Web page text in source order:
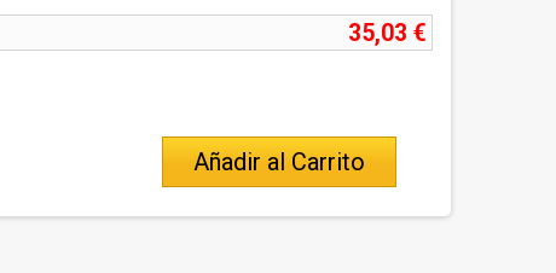
35,03 €
Añadir al Carrito